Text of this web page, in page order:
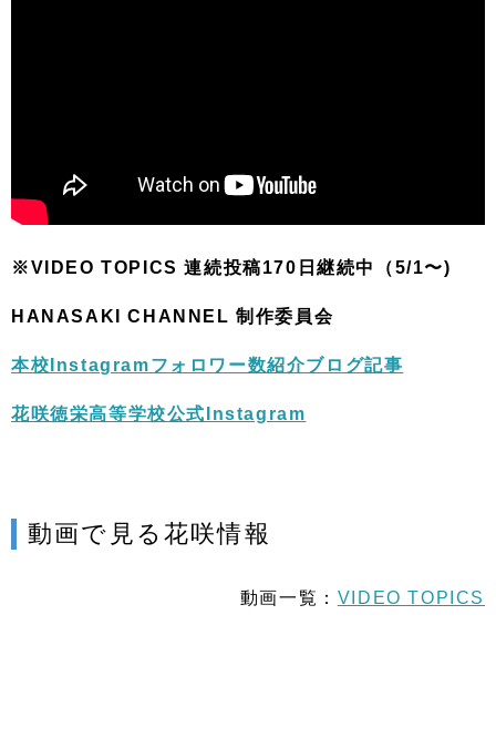
※VIDEO TOPICS 連続投稿170日継続中（5/1〜)
HANASAKI CHANNEL 制作委員会
本校Instagramフォロワー数紹介ブログ記事
花咲徳栄高等学校公式Instagram
動画で見る花咲情報
動画一覧： VIDEO TOPICS